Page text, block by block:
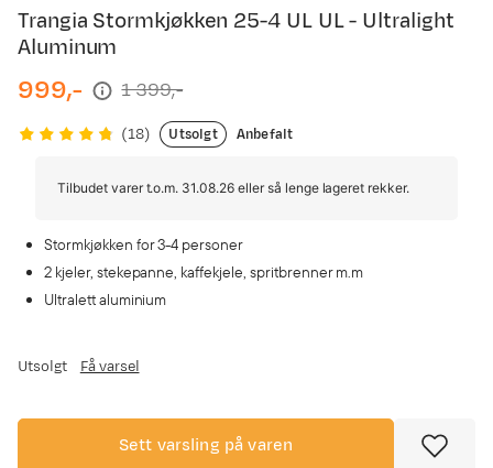
Trangia Stormkjøkken 25-4 UL UL - Ultralight
Aluminum
discounted
price
999,-
original
price
1 399,-
(18) Utsolgt Anbefalt
Tilbudet varer t.o.m. 31.08.26 eller så lenge lageret rekker.
Stormkjøkken for 3-4 personer
2 kjeler, stekepanne, kaffekjele, spritbrenner m.m
Ultralett aluminium
Utsolgt Få varsel
Sett varsling på varen